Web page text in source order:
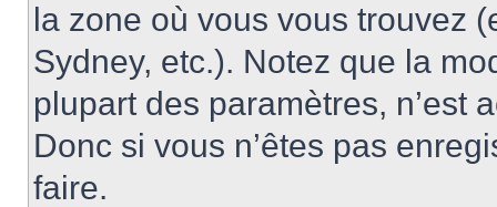
la zone où vous vous trouvez
Sydney, etc.). Notez que la
plupart des paramètres, n’est
Donc si vous n’êtes pas
faire.